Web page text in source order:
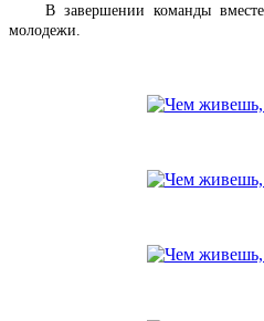
В завершении команды вместе
молодежи.